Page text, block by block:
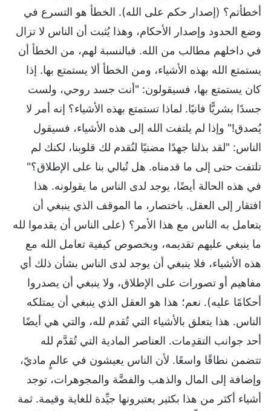
أخطأتم؟ (إصدار حكم على الله). الخطأ هو التسرع في
وضع الحدود وإصدار الأحكام، وهذا يُثبت أن الناس لا تزال
في داخلهم مطالب من الله. فبالنسبة لهم، من الخطأ أن
يستمتع الله بهذه الأشياء، ومن الخطأ ألا يستمتع بها. إذا
كان يستمتع بها، فسيقولون: "أنت جسد روحي، ولست
جسدًا بشريًّا فانيًا. لماذا تستمتع بهذه الأشياء؟ إنه أمر لا
يُصدق!" وإذا لم يلتفت الله إلى هذه الأشياء، فسيقول
الناس: "لقد بذلنا جهدًا مضنيًا لنُقدم لك قلوبنا، لكنك لم
تلتفت حتى إلى ما قدمناه. هل تُبالي بنا على الإطلاق؟"
في هذه الحالة أيضًا، يوجد لدى الناس ما يقولونه. هذا
افتقار إلى العقل. باختصار، ما الموقف الذي ينبغي أن
يتعامل به الناس مع هذا الأمر؟ (على الناس أن يقدموا لله
ما ينبغي عليهم تقديمه، وبخصوص كيفية تعامل الله مع
هذه الأشياء، فلا ينبغي أن يوجد لدى الناس بشأن ذلك أي
مفاهيم أو تصورات على الإطلاق، ولا ينبغي أن يصدروا
أحكامًا عليه). نعم؛ هذا هو العقل الذي ينبغي أن يمتلكه
الناس. هذا يتعلق بالأشياء التي تُقدم لله، والتي هي أيضًا
أحد جوانب التقدِمات. العناصر المادية التي تُقدَّم لله
تتضمن نطاقًا واسعًا. لأن الناس يعيشون في عالمٍ ماديّ،
وإضافة إلى المال والذهب والفضَّة والمجوهرات، توجد
أشياء أكثر من هذا بكثير يعتبرونها جيِّدة للغاية وقيمة. ثمة